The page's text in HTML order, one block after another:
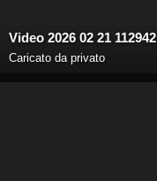
Video 2026 02 21 112942
Caricato da privato